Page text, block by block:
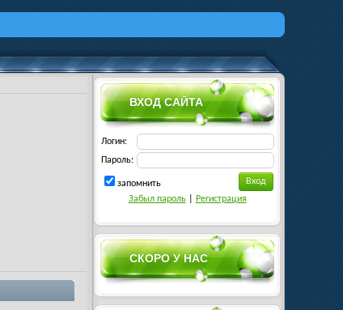
ВХОД САЙТА
Логин:
Пароль:
запомнить
Забыл пароль| Регистрация
СКОРО У НАС